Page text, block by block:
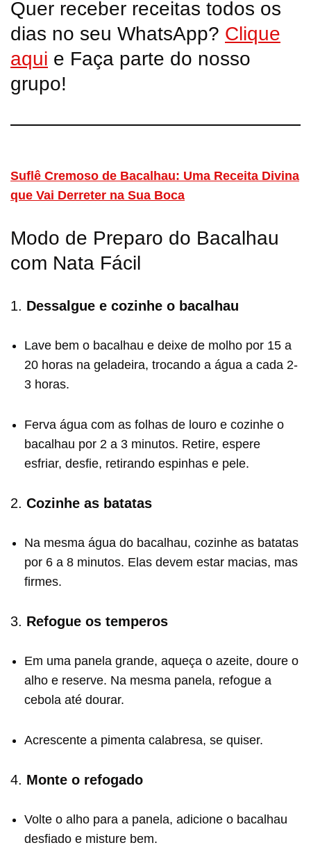
Quer receber receitas todos os
dias no seu WhatsApp? Clique
aqui e Faça parte do nosso
grupo!
Suflê Cremoso de Bacalhau: Uma Receita Divina
que Vai Derreter na Sua Boca
Modo de Preparo do Bacalhau
com Nata Fácil
1. Dessalgue e cozinhe o bacalhau
Lave bem o bacalhau e deixe de molho por 15 a
20 horas na geladeira, trocando a água a cada 2-
3 horas.
Ferva água com as folhas de louro e cozinhe o
bacalhau por 2 a 3 minutos. Retire, espere
esfriar, desfie, retirando espinhas e pele.
2. Cozinhe as batatas
Na mesma água do bacalhau, cozinhe as batatas
por 6 a 8 minutos. Elas devem estar macias, mas
firmes.
3. Refogue os temperos
Em uma panela grande, aqueça o azeite, doure o
alho e reserve. Na mesma panela, refogue a
cebola até dourar.
Acrescente a pimenta calabresa, se quiser.
4. Monte o refogado
Volte o alho para a panela, adicione o bacalhau
desfiado e misture bem.